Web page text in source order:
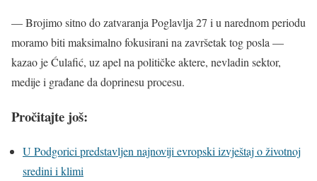
— Brojimo sitno do zatvaranja Poglavlja 27 i u narednom periodu
moramo biti maksimalno fokusirani na završetak tog posla —
kazao je Ćulafić, uz apel na političke aktere, nevladin sektor,
medije i građane da doprinesu procesu.
Pročitajte još:
U Podgorici predstavljen najnoviji evropski izvještaj o životnoj
sredini i klimi